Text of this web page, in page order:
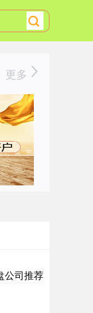
更多
公司推荐